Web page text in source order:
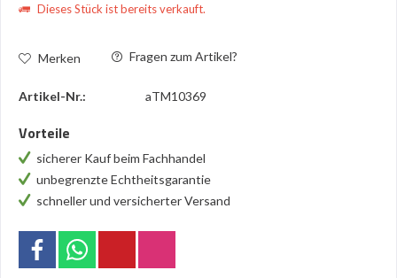
Dieses Stück ist bereits verkauft.
Merken Fragen zum Artikel?
Artikel-Nr.: aTM10369
Vorteile
sicherer Kauf beim Fachhandel
unbegrenzte Echtheitsgarantie
schneller und versicherter Versand